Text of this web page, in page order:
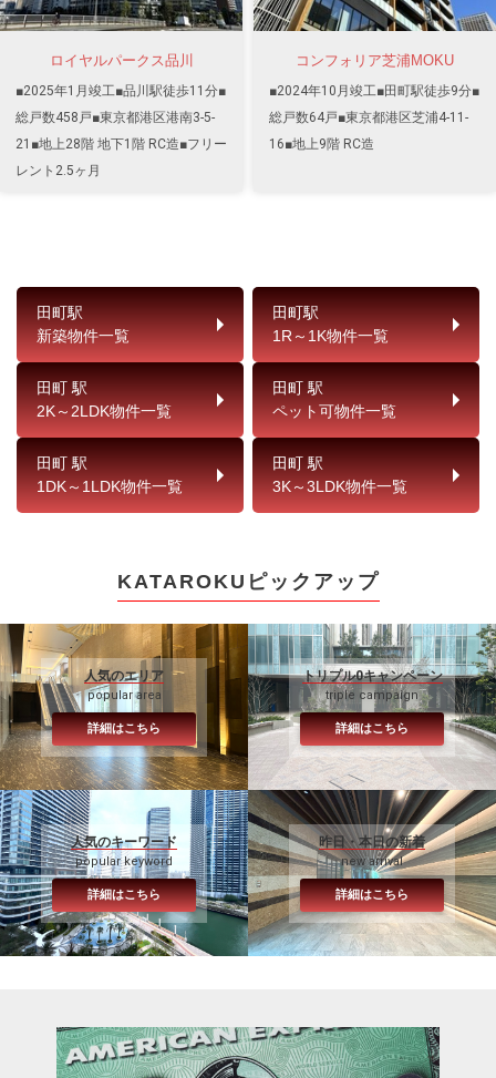
ロイヤルパークス品川
■2025年1月竣工■品川駅徒歩11分■
総戸数458戸■東京都港区港南3-5-
21■地上28階 地下1階 RC造■フリー
レント2.5ヶ月
コンフォリア芝浦MOKU
■2024年10月竣工■田町駅徒歩9分■
総戸数64戸■東京都港区芝浦4-11-
16■地上9階 RC造
田町駅
新築物件一覧
田町駅
1R～1K物件一覧
田町 駅
2K～2LDK物件一覧
田町 駅
ペット可物件一覧
田町 駅
1DK～1LDK物件一覧
田町 駅
3K～3LDK物件一覧
KATAROKUピックアップ
人気のエリア
popular area
詳細はこちら
トリプル0キャンペーン
triple campaign
詳細はこちら
人気のキーワード
popular keyword
詳細はこちら
昨日・本日の新着
new arrival
詳細はこちら